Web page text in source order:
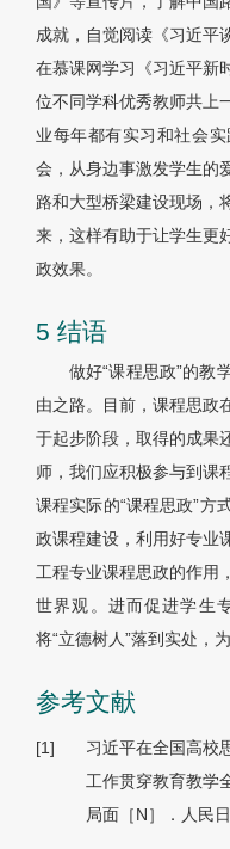
成就，自觉阅读《习近平
在慕课网学习《习近平新
位不同学科优秀教师共上
业每年都有实习和社会
会，从身边事激发学生的
路和大型桥梁建设现场，
来，这样有助于让学生更
政效果。
5 结语
做好“课程思政”的教
由之路。目前，课程思政
于起步阶段，取得的成果
师，我们应积极参与到课
课程实际的“课程思政”方
政课程建设，利用好专业
工程专业课程思政的作用
世界观。进而促进学生
将“立德树人”落到实处，
参考文献
[1]
习近平在全国高校
工作贯穿教育教学
局面［N］．人民